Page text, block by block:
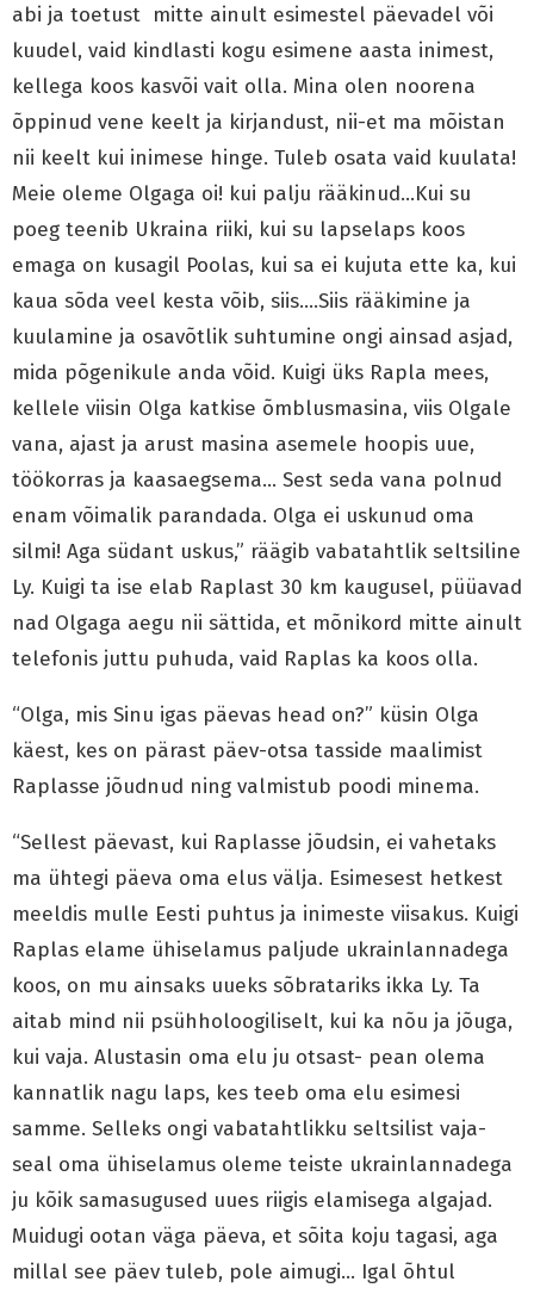
abi ja toetust mitte ainult esimestel päevadel või
kuudel, vaid kindlasti kogu esimene aasta inimest,
kellega koos kasvõi vait olla. Mina olen noorena
õppinud vene keelt ja kirjandust, nii-et ma mõistan
nii keelt kui inimese hinge. Tuleb osata vaid kuulata!
Meie oleme Olgaga oi! kui palju rääkinud…Kui su
poeg teenib Ukraina riiki, kui su lapselaps koos
emaga on kusagil Poolas, kui sa ei kujuta ette ka, kui
kaua sõda veel kesta võib, siis….Siis rääkimine ja
kuulamine ja osavõtlik suhtumine ongi ainsad asjad,
mida põgenikule anda võid. Kuigi üks Rapla mees,
kellele viisin Olga katkise õmblusmasina, viis Olgale
vana, ajast ja arust masina asemele hoopis uue,
töökorras ja kaasaegsema… Sest seda vana polnud
enam võimalik parandada. Olga ei uskunud oma
silmi! Aga südant uskus,” räägib vabatahtlik seltsiline
Ly. Kuigi ta ise elab Raplast 30 km kaugusel, püüavad
nad Olgaga aegu nii sättida, et mõnikord mitte ainult
telefonis juttu puhuda, vaid Raplas ka koos olla.
“Olga, mis Sinu igas päevas head on?” küsin Olga
käest, kes on pärast päev-otsa tasside maalimist
Raplasse jõudnud ning valmistub poodi minema.
“Sellest päevast, kui Raplasse jõudsin, ei vahetaks
ma ühtegi päeva oma elus välja. Esimesest hetkest
meeldis mulle Eesti puhtus ja inimeste viisakus. Kuigi
Raplas elame ühiselamus paljude ukrainlannadega
koos, on mu ainsaks uueks sõbratariks ikka Ly. Ta
aitab mind nii psühholoogiliselt, kui ka nõu ja jõuga,
kui vaja. Alustasin oma elu ju otsast- pean olema
kannatlik nagu laps, kes teeb oma elu esimesi
samme. Selleks ongi vabatahtlikku seltsilist vaja-
seal oma ühiselamus oleme teiste ukrainlannadega
ju kõik samasugused uues riigis elamisega algajad.
Muidugi ootan väga päeva, et sõita koju tagasi, aga
millal see päev tuleb, pole aimugi… Igal õhtul